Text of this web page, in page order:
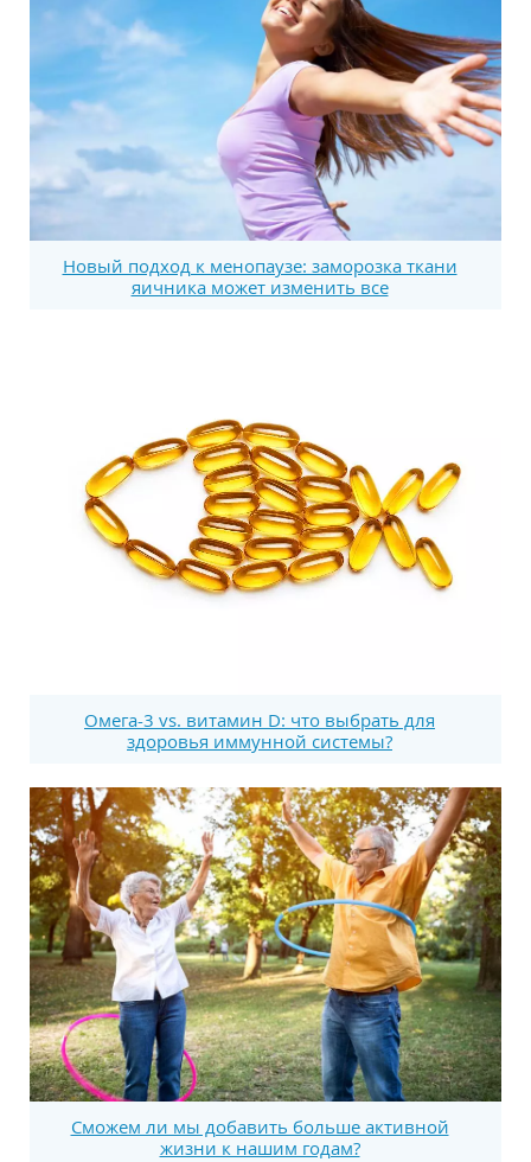
Новый подход к менопаузе: заморозка ткани
яичника может изменить все
Омега-3 vs. витамин D: что выбрать для
здоровья иммунной системы?
Сможем ли мы добавить больше активной
жизни к нашим годам?